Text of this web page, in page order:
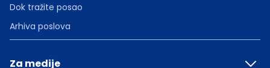
Dok tražite posao
Arhiva poslova
Za medije